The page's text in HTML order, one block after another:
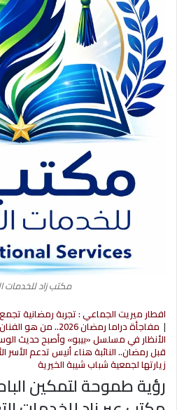
مكتب زاد للخدمات
افطار ميريت الجماعي : تجربة رمضانية تجمع
| مفاجأة دراما رمضان
الأنظار في مسلسل «بيبو» وأصبح حديث
قبل رمضان.. النائبة هناء أنيس تدعم الأسر
زيارتها لجمعية شباب شيبة الخيرية
رؤية طموحة لتمكين